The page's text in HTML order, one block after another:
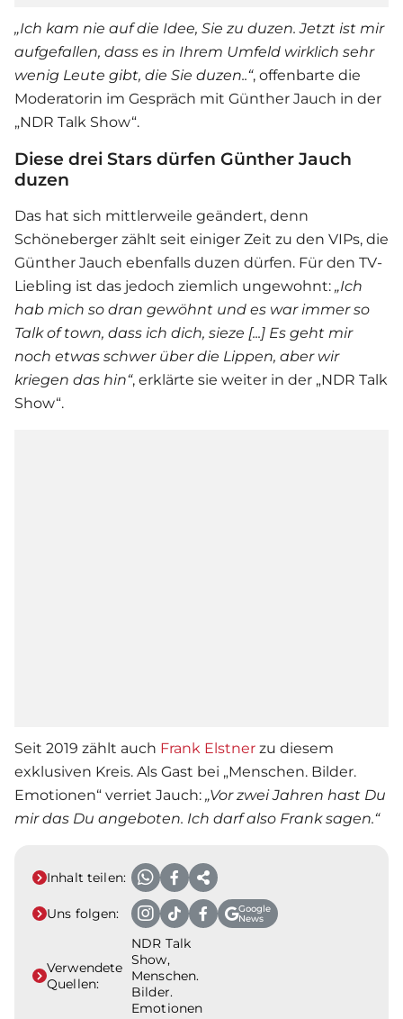
„Ich kam nie auf die Idee, Sie zu duzen. Jetzt ist mir
aufgefallen, dass es in Ihrem Umfeld wirklich sehr
wenig Leute gibt, die Sie duzen..“, offenbarte die
Moderatorin im Gespräch mit Günther Jauch in der
„NDR Talk Show“.
Diese drei Stars dürfen Günther Jauch
duzen
Das hat sich mittlerweile geändert, denn
Schöneberger zählt seit einiger Zeit zu den VIPs, die
Günther Jauch ebenfalls duzen dürfen. Für den TV-
Liebling ist das jedoch ziemlich ungewohnt: „Ich
hab mich so dran gewöhnt und es war immer so
Talk of town, dass ich dich, sieze [...] Es geht mir
noch etwas schwer über die Lippen, aber wir
kriegen das hin“, erklärte sie weiter in der „NDR Talk
Show“.
Seit 2019 zählt auch Frank Elstner zu diesem
exklusiven Kreis. Als Gast bei „Menschen. Bilder.
Emotionen“ verriet Jauch: „Vor zwei Jahren hast Du
mir das Du angeboten. Ich darf also Frank sagen.“
Inhalt teilen:
Uns folgen:
Google
News
Verwendete
Quellen:
NDR Talk
Show,
Menschen.
Bilder.
Emotionen